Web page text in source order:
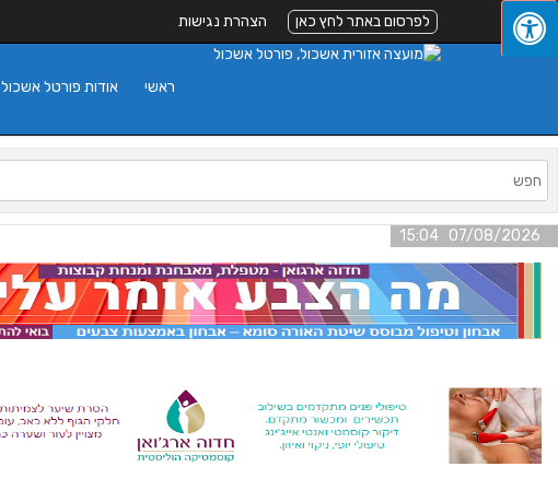
לפרסום באתר לחץ כאן הצהרת נגישות
אודות פורטל אשכול ראשי
07/08/2026 15:04